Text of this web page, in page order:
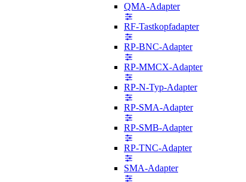
QMA-Adapter
RF-Tastkopfadapter
RP-BNC-Adapter
RP-MMCX-Adapter
RP-N-Typ-Adapter
RP-SMA-Adapter
RP-SMB-Adapter
RP-TNC-Adapter
SMA-Adapter